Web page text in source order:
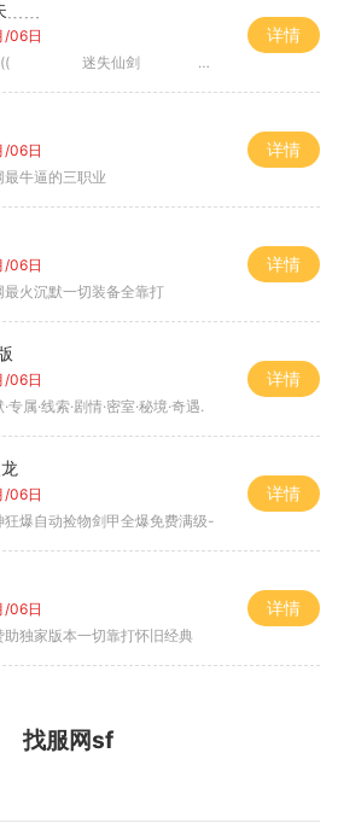
/06日
迷失仙剑 )))))
详情
/06日
最牛逼的三职业
详情
/06日
最火沉默一切装备全靠打
详情
/06日
专属·线索·剧情·密室·秘境·奇遇.
详情
/06日
狂爆自动捡物剑甲全爆免费满级-
详情
/06日
助独家版本一切靠打怀旧经典
详情
找服网sf